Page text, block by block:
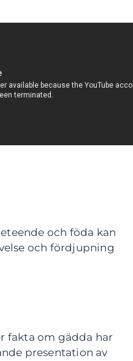
och föda kan
och fördjupning
fakta om gädda har
presentation av